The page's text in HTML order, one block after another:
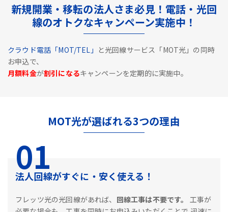
新規開業・移転の法人さま必見！電話・光回
線のオトクなキャンペーン実施中！
クラウド電話「MOT/TEL」 と光回線サービス「MOT光」の同時
お申込で、
月額料金が割引になるキャンペーンを定期的に実施中。
MOT光が選ばれる3つの理由
01
法人回線がすぐに・安く使える！
フレッツ光の光回線があれば、 回線工事は不要です。
工事が